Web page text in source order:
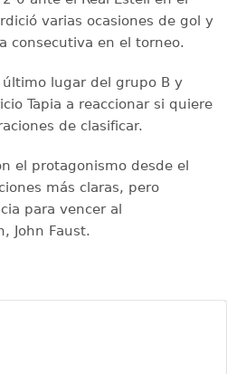
varias ocasiones de gol y
consecutiva en el torneo.
lugar del grupo B y
Tapia a reaccionar si quiere
de clasificar.
el protagonismo desde el
más claras, pero
para vencer al
John Faust.